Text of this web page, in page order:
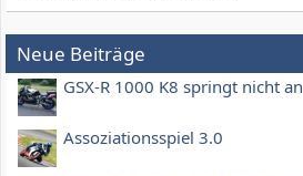
Neue Beiträge
GSX-R 1000 K8 springt nicht an
Assoziationsspiel 3.0